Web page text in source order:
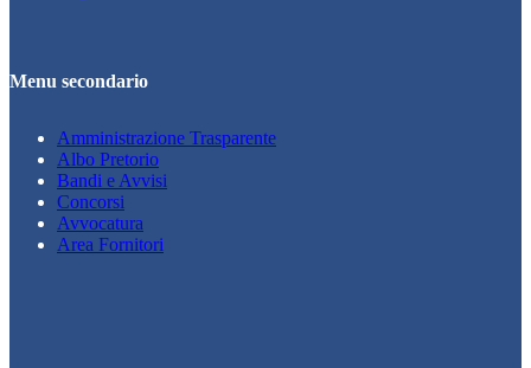
Menu secondario
Amministrazione Trasparente
Albo Pretorio
Bandi e Avvisi
Concorsi
Avvocatura
Area Fornitori